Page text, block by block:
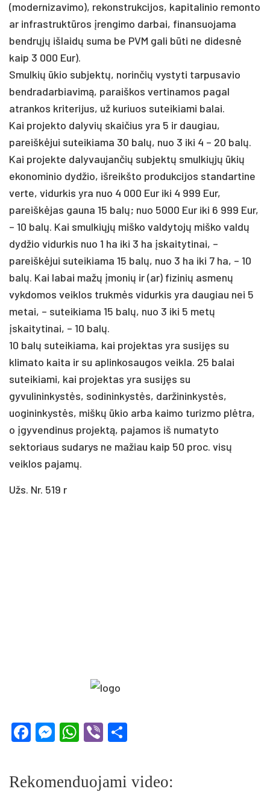
(modernizavimo), rekonstrukcijos, kapitalinio remonto
ar infrastruktūros įrengimo darbai, finansuojama
bendrųjų išlaidų suma be PVM gali būti ne didesnė
kaip 3 000 Eur).
Smulkių ūkio subjektų, norinčių vystyti tarpusavio
bendradarbiavimą, paraiškos vertinamos pagal
atrankos kriterijus, už kuriuos suteikiami balai.
Kai projekto dalyvių skaičius yra 5 ir daugiau,
pareiškėjui suteikiama 30 balų, nuo 3 iki 4 – 20 balų.
Kai projekte dalyvaujančių subjektų smulkiųjų ūkių
ekonominio dydžio, išreikšto produkcijos standartine
verte, vidurkis yra nuo 4 000 Eur iki 4 999 Eur,
pareiškėjas gauna 15 balų; nuo 5000 Eur iki 6 999 Eur,
– 10 balų. Kai smulkiųjų miško valdytojų miško valdų
dydžio vidurkis nuo 1 ha iki 3 ha įskaitytinai, –
pareiškėjui suteikiama 15 balų, nuo 3 ha iki 7 ha, – 10
balų. Kai labai mažų įmonių ir (ar) fizinių asmenų
vykdomos veiklos trukmės vidurkis yra daugiau nei 5
metai, – suteikiama 15 balų, nuo 3 iki 5 metų
įskaitytinai, – 10 balų.
10 balų suteikiama, kai projektas yra susijęs su
klimato kaita ir su aplinkosaugos veikla. 25 balai
suteikiami, kai projektas yra susijęs su
gyvulininkystės, sodininkystės, daržininkystės,
uogininkystės, miškų ūkio arba kaimo turizmo plėtra,
o įgyvendinus projektą, pajamos iš numatyto
sektoriaus sudarys ne mažiau kaip 50 proc. visų
veiklos pajamų.
Užs. Nr. 519 r
Facebook
Messenger
WhatsApp
Viber
Rekomenduojami video: